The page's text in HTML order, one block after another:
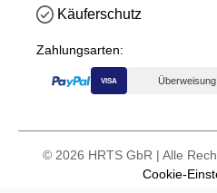
Käuferschutz
Zahlungsarten:
VISA Überweisung
© 2026 HRTS GbR | Alle
Cookie-